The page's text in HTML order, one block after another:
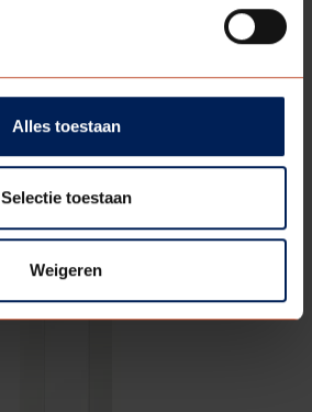
Alles toestaan
Selectie toestaan
Weigeren
VERDI901
Bekijk model